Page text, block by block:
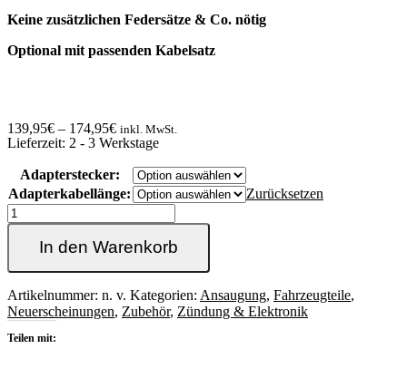
Keine zusätzlichen Federsätze & Co. nötig
Optional mit passenden Kabelsatz
139,95€ – 174,95€ inkl. MwSt.
Lieferzeit: 2 - 3 Werkstage
Adapterstecker:
Adapterkabellänge:
Zurücksetzen
Umrüstkit
auf
elektrisches
beim
1.8T
(SUV)
Menge
In den Warenkorb
Artikelnummer: n. v. Kategorien: Ansaugung, Fahrzeugteile,
Neuerscheinungen, Zubehör, Zündung & Elektronik
Teilen mit: